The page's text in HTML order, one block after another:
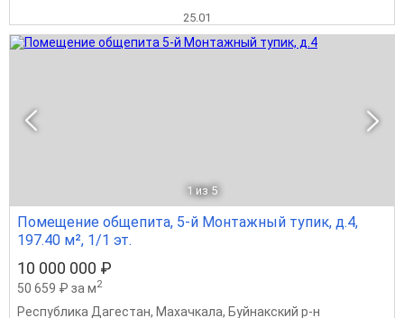
25.01
1 из 5
Помещение общепита, 5-й Монтажный тупик, д.4,
197.40 м², 1/1 эт.
10 000 000 ₽
50 659 ₽ за м2
Республика Дагестан, Махачкала, Буйнакский р-н